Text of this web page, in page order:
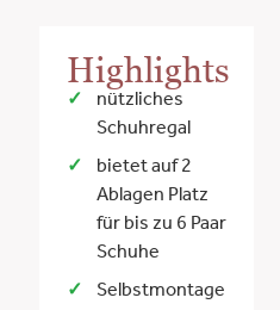
Highlights
nützliches
Schuhregal
bietet auf 2
Ablagen Platz
für bis zu 6 Paar
Schuhe
Selbstmontage